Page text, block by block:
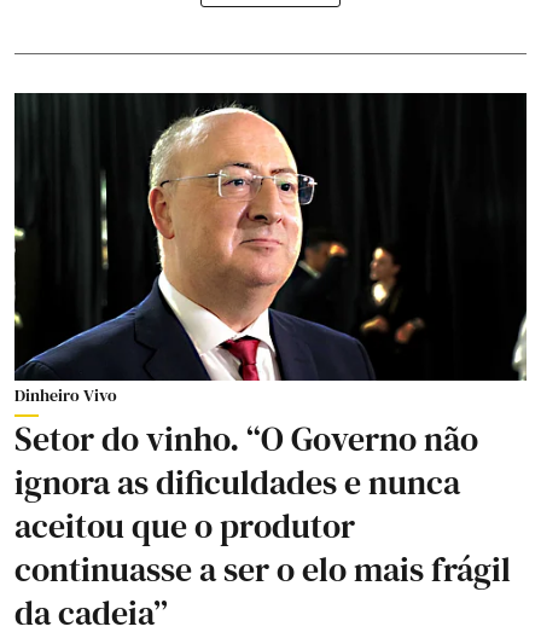
Dinheiro Vivo
Setor do vinho. “O Governo não
ignora as dificuldades e nunca
aceitou que o produtor
continuasse a ser o elo mais frágil
da cadeia”